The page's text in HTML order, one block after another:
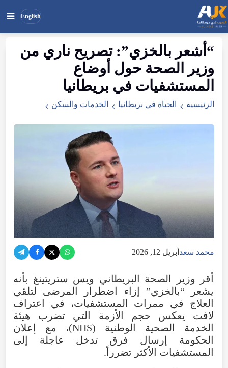
English
ابحث
في
الموقع
بحث “ أشعر بالخزي”:تصريح ناري من
وزير
الصحة حول أوضاع
المستشفيات في بريطانيا
الرئيسية الحياة في بريطانيا الخدمات والسكن
محمد سعد أبريل 12, 2026
أقر وزير الصحة البريطاني ويس ستريتينغ بأنه
يشعر
“بالخزي” إزاء اضطرار المرضى
لتلقي
العلاج
في ممرات المستشفيات، في
اعتراف
لافت
يعكس حجم الأزمة التي تضرب
هيئة
الخدمة
الصحية الوطنية (
NHS)، مع
إعلان
الحكومة
إرسال فرق تدخل عاجلة
إلى
المستشفيات الأكثر تضرراً.